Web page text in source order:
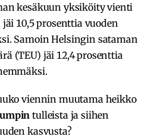
kesäkuun yksiköity vienti
10,5 prosenttia vuoden
Samoin Helsingin sataman
(TEU) jäi 12,4 prosenttia
viennin muutama heikko
tulleista ja siihen
kasvusta?